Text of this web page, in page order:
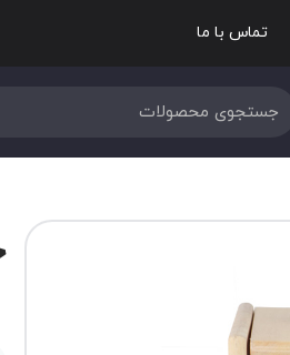
تماس با ما